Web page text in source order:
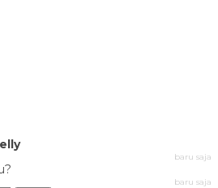
baru saja
baru saja